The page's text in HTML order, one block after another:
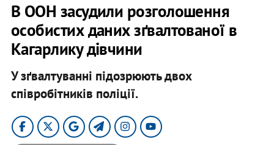
В ООН засудили розголошення
особистих даних зґвалтованої в
Кагарлику дівчини
У зґвалтуванні підозрюють двох
співробітників поліції.